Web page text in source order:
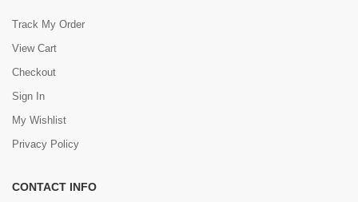
Track My Order
View Cart
Checkout
Sign In
My Wishlist
Privacy Policy
CONTACT INFO